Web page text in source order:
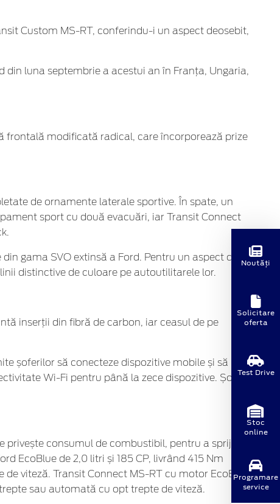
Custom MS-RT, conferindu-i un aspect deosebit,
din luna septembrie a acestui an în Franța, Ungaria,
frontală modificată radical, care încorporează prize
de ornamente laterale sportive. În spate, un
sport cu două evacuări, iar Transit Connect
gama SVO extinsă a Ford. Pentru un aspect cât
distinctive de culoare pe autoutilitarele lor.
inserții din fibră de carbon, iar ceasul de pe
șoferilor să conecteze dispozitive mobile și să
Wi-Fi pentru până la zece dispozitive. Șoferii
consumul de combustibil, pentru a sprijini
EcoBlue de 2,0 litri și 185 CP, livrând 415 Nm
viteză. Transit Connect MS-RT cu motor EcoBlue
sau automată cu opt trepte de viteză.
Noutăți
Solicitare
oferta
Test Drive
Stoc
online
Programare
service